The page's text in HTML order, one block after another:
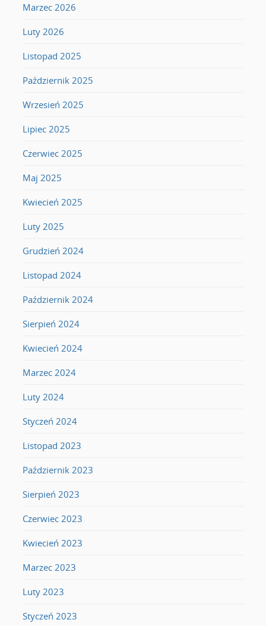
Marzec 2026
Luty 2026
Listopad 2025
Październik 2025
Wrzesień 2025
Lipiec 2025
Czerwiec 2025
Maj 2025
Kwiecień 2025
Luty 2025
Grudzień 2024
Listopad 2024
Październik 2024
Sierpień 2024
Kwiecień 2024
Marzec 2024
Luty 2024
Styczeń 2024
Listopad 2023
Październik 2023
Sierpień 2023
Czerwiec 2023
Kwiecień 2023
Marzec 2023
Luty 2023
Styczeń 2023